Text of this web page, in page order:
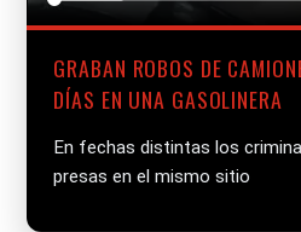
GRABAN ROBOS DE
DÍAS EN UNA GASOLINERA
En fechas distintas los
presas en el mismo sitio